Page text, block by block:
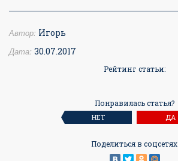
Автор: Игорь
Дата: 30.07.2017
Рейтинг статьи:
Понравилась статья?
НЕТ ДА
Поделиться в соцсетях